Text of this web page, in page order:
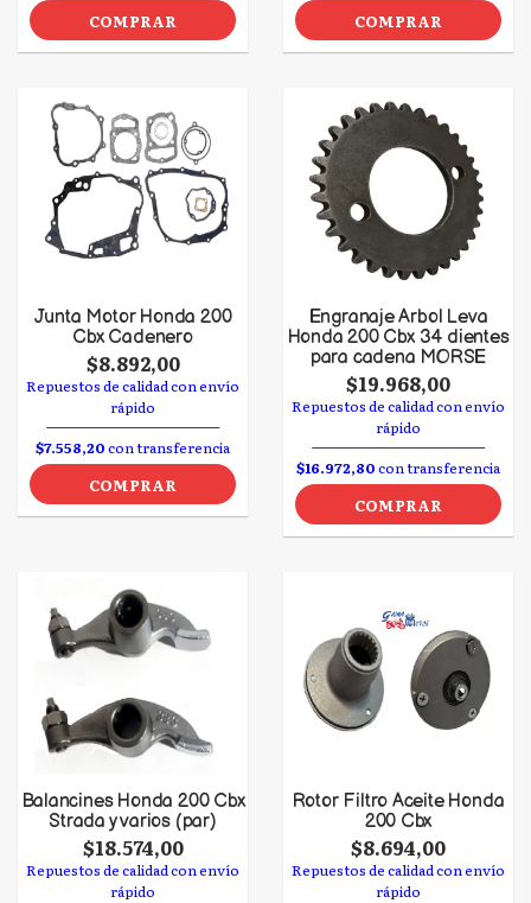
COMPRAR COMPRAR
Junta Motor Honda 200
Cbx Cadenero
$8.892,00
Repuestos de calidad con envío
rápido
$7.558,20con transferencia
COMPRAR
Engranaje Arbol Leva
Honda 200 Cbx 34 dientes
para cadena MORSE
$19.968,00
Repuestos de calidad con envío
rápido
$16.972,80con transferencia
COMPRAR
Balancines Honda 200 Cbx
Strada y varios (par)
$18.574,00
Repuestos de calidad con envío
rápido
Rotor Filtro Aceite Honda
200 Cbx
$8.694,00
Repuestos de calidad con envío
rápido